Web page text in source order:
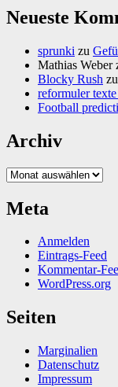
Neueste
sprunki zu
Mathias Weber
Blocky Rush zu
reformuler texte
Football
Archiv
Archiv
Meta
Anmelden
Eintrags-Feed
Kommentar-
WordPress.org
Seiten
Marginalien
Datenschutz
Impressum